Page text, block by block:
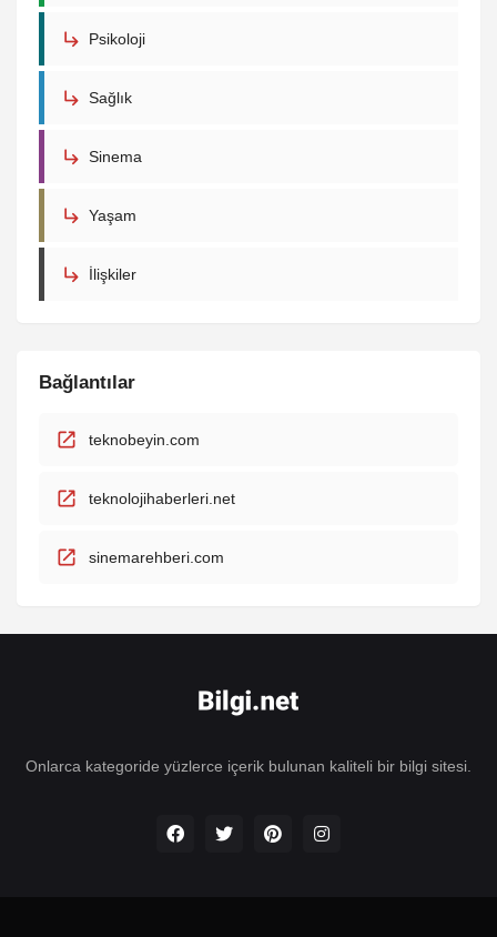
Psikoloji
Sağlık
Sinema
Yaşam
İlişkiler
Bağlantılar
teknobeyin.com
teknolojihaberleri.net
sinemarehberi.com
Onlarca kategoride yüzlerce içerik bulunan kaliteli bir bilgi sitesi.